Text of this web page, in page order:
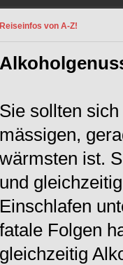
Reiseinfos von A-Z!
Sie sollten
mässigen,
wärmsten ist.
und
Einschlafen
fatale Folgen
gleichzeitig